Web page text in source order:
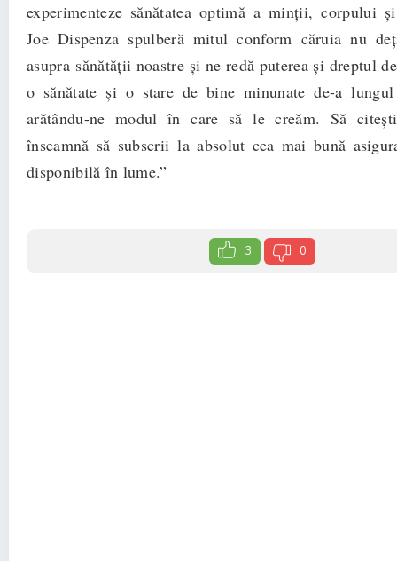
experimenteze sănătatea optimă a minţii, corpului
Joe Dispenza spulberă mitul conform căruia nu
asupra sănătății noastre şi ne redă puterea şi dreptul
o sănătate şi o stare de bine minunate de-a
arătându-ne modul în care să le creăm. Să
înseamnă să subscrii la absolut cea mai bună
disponibilă în lume.”
3 0